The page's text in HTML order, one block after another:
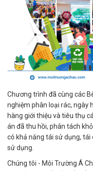
Chương trình đã cùng các
nghiệm phân loại rác, ngày
hàng giới thiệu và tiêu thụ
án đã thu hồi, phân tách
có khả năng tái sử dụng, tái
sử dụng.
Chúng tôi - Môi Trường Á